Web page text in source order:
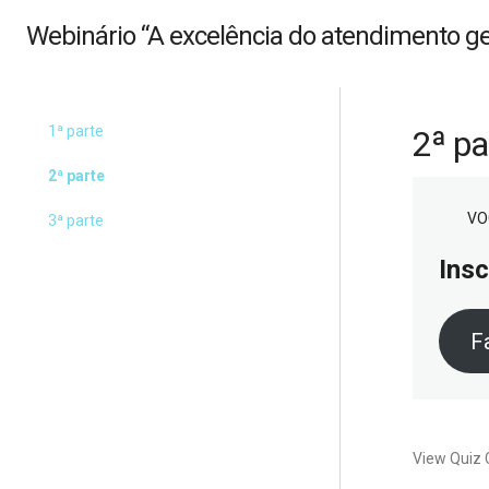
Webinário “A excelência do atendimento
1ª parte
2ª parte
3ª parte
2ª
View Quiz